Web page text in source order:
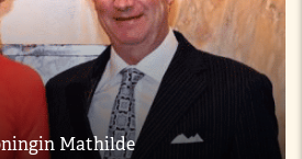
Mathilde